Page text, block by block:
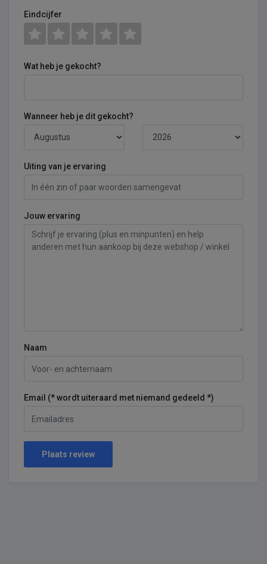
Eindcijfer
Wat heb je gekocht?
Wanneer heb je dit gekocht?
Uiting van je ervaring
Jouw ervaring
Naam
Email (* wordt uiteraard met niemand gedeeld *)
Plaats review